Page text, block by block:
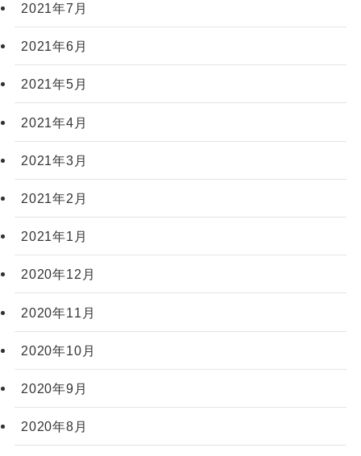
2021年7月
2021年6月
2021年5月
2021年4月
2021年3月
2021年2月
2021年1月
2020年12月
2020年11月
2020年10月
2020年9月
2020年8月